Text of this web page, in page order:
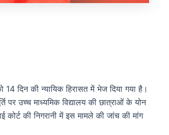
दिन की न्यायिक हिरासत में भेज दिया गया है।
पर उच्च माध्यमिक विद्यालय की छात्राओं के योन
की निगरानी में इस मामले की जांच की मांग